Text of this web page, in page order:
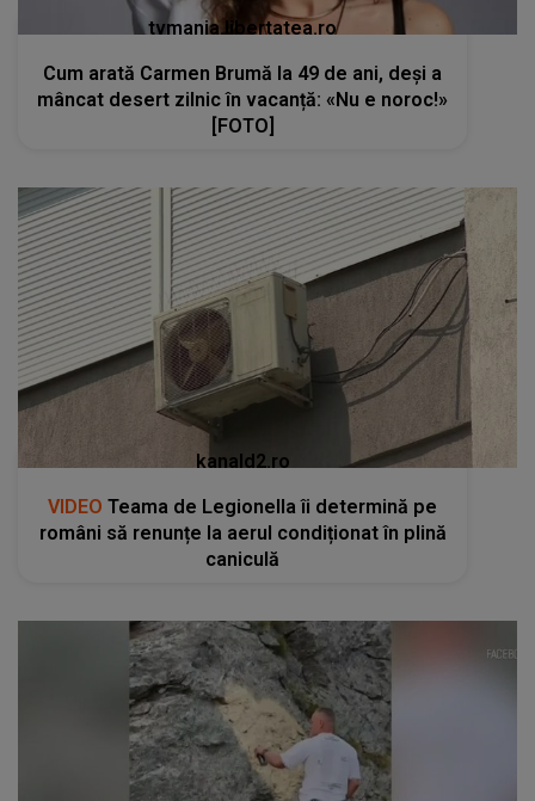
tvmania.libertatea.ro
Cum arată Carmen Brumă la 49 de ani, deși a
mâncat desert zilnic în vacanță: «Nu e noroc!»
[FOTO]
kanald2.ro
VIDEO Teama de Legionella îi determină pe
români să renunțe la aerul condiționat în plină
caniculă